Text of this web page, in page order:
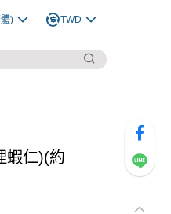
) TWD
蝦仁)(約